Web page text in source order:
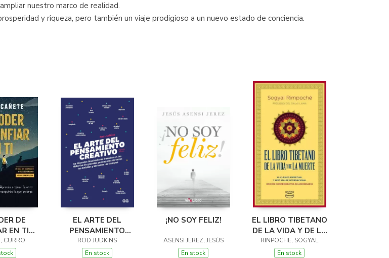
nuestro marco de realidad.
y riqueza, pero también un viaje prodigioso a un nuevo estado de conciencia.
DE
EN TI
CURRO
EL ARTE DEL
PENSAMIENTO
CREATIVO
ROD JUDKINS
En stock
¡NO SOY FELIZ!
ASENSI JEREZ, JESÚS
En stock
EL LIBRO TIBETANO
DE LA VIDA Y DE LA
MUERTE
RINPOCHE, SOGYAL
En stock